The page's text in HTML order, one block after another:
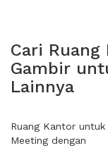
Cari
Gambir
Lainnya
Ruang Kantor untuk
Meeting dengan